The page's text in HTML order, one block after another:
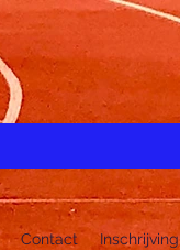
Contact Inschrijving